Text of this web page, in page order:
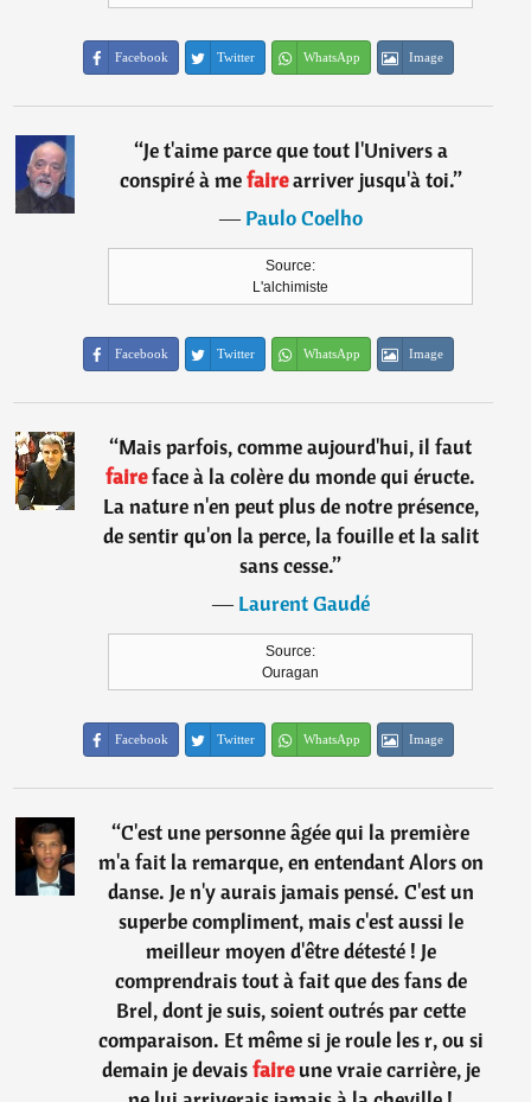
Facebook Twitter WhatsApp Image
“Je t'aime parce que tout l'Univers a
conspiré à mefairearriver jusqu'à toi.”
―Paulo Coelho
Source:
L'alchimiste
Facebook Twitter WhatsApp Image
“Mais parfois, comme aujourd'hui, il faut
faireface à la colère du monde qui éructe.
La nature n'en peut plus de notre présence,
de sentir qu'on la perce, la fouille et la salit
sans cesse.”
―Laurent Gaudé
Source:
Ouragan
Facebook Twitter WhatsApp Image
“C'est une personne âgée qui la première
m'a fait la remarque, en entendant Alors on
danse. Je n'y aurais jamais pensé. C'est un
superbe compliment, mais c'est aussi le
meilleur moyen d'être détesté ! Je
comprendrais tout à fait que des fans de
Brel, dont je suis, soient outrés par cette
comparaison. Et même si je roule les r, ou si
demain je devaisfaireune vraie carrière, je